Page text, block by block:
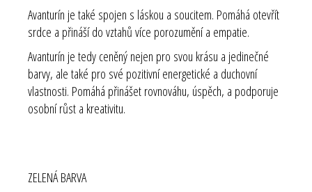
Avanturín je také spojen s láskou a soucitem. Pomáhá otevřít
srdce a přináší do vztahů více porozumění a empatie.
Avanturín je tedy ceněný nejen pro svou krásu a jedinečné
barvy, ale také pro své pozitivní energetické a duchovní
vlastnosti. Pomáhá přinášet rovnováhu, úspěch, a podporuje
osobní růst a kreativitu.
ZELENÁ BARVA